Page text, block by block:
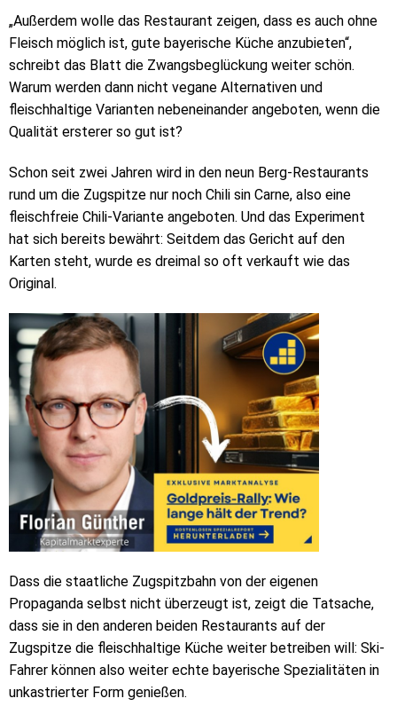
„Außerdem wolle das Restaurant zeigen, dass es auch ohne
Fleisch möglich ist, gute bayerische Küche anzubieten“,
schreibt das Blatt die Zwangsbeglückung weiter schön.
Warum werden dann nicht vegane Alternativen und
fleischhaltige Varianten nebeneinander angeboten, wenn die
Qualität ersterer so gut ist?
Schon seit zwei Jahren wird in den neun Berg-Restaurants
rund um die Zugspitze nur noch Chili sin Carne, also eine
fleischfreie Chili-Variante angeboten. Und das Experiment
hat sich bereits bewährt: Seitdem das Gericht auf den
Karten steht, wurde es dreimal so oft verkauft wie das
Original.
Dass die staatliche Zugspitzbahn von der eigenen
Propaganda selbst nicht überzeugt ist, zeigt die Tatsache,
dass sie in den anderen beiden Restaurants auf der
Zugspitze die fleischhaltige Küche weiter betreiben will: Ski-
Fahrer können also weiter echte bayerische Spezialitäten in
unkastrierter Form genießen.